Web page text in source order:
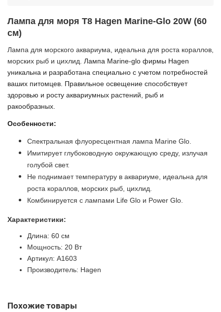
Лампа для моря T8 Hagen Marine-Glo 20W (60
см)
Лампа для морского аквариума, идеальна для роста кораллов,
морских рыб и цихлид. Лампа Marine-glo фирмы Hagen
уникальна и разработана специально с учетом потребностей
ваших питомцев. Правильное освещение способствует
здоровью и росту аквариумных растений, рыб и
ракообразных.
Особенности:
Спектральная флуоресцентная лампа Marine Glo.
Имитирует глубоководную окружающую среду, излучая
голубой свет.
Не поднимает температуру в аквариуме, идеальна для
роста кораллов, морских рыб, цихлид.
Комбинируется с лампами Life Glo и Power Glo.
Характеристики:
Длина: 60 см
Мощность: 20 Вт
Артикул: A1603
Производитель: Hagen
Похожие товары